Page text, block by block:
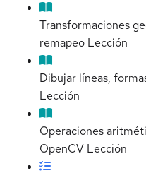
Transformaciones
remapeo Lección
Dibujar líneas,
Lección
Operaciones
OpenCV Lección